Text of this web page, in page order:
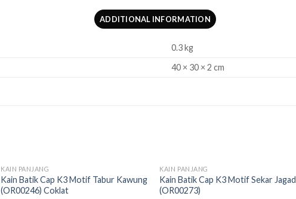
ADDITIONAL INFORMATION
0.3 kg
40 × 30 × 2 cm
Add to
wishlist
OUT OF STOCK
KAIN PANJANG
Kain Batik Cap K3 Motif Tabur Kawung
(OR00246) Coklat
Add to
wishlist
OUT OF STOCK
KAIN PANJANG
Kain Batik Cap K3 Motif Sekar Jagad
(OR00273)